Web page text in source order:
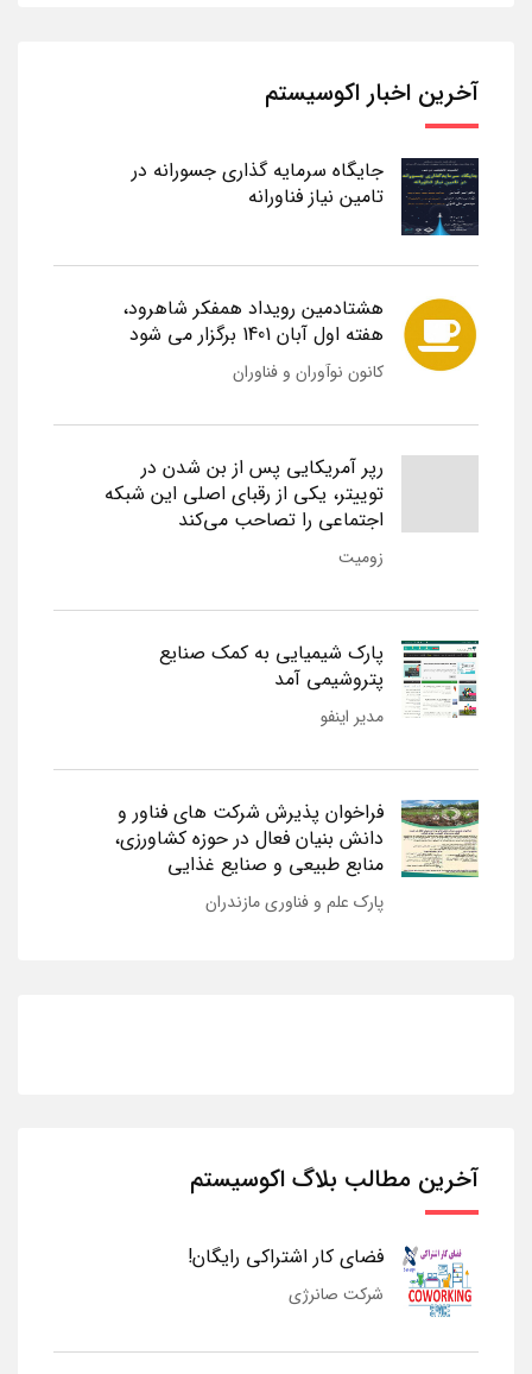
آخرین اخبار اکوسیستم
جایگاه سرمایه گذاری جسورانه در
تامین نیاز فناورانه
هشتادمین رویداد همفکر شاهرود،
هفته اول آبان 1401 برگزار می شود
کانون نوآوران و فناوران
رپر آمریکایی پس از بن شدن در
توییتر، یکی از رقبای اصلی این شبکه
اجتماعی را تصاحب می‌کند
زومیت
پارک شیمیایی به کمک صنایع
پتروشیمی آمد
مدیر اینفو
فراخوان پذیرش شرکت های فناور و
دانش بنیان فعال در حوزه کشاورزی،
منابع طبیعی و صنایع غذایی
پارک علم و فناوری مازندران
آخرین مطالب بلاگ اکوسیستم
فضای کار اشتراکی رایگان!
شرکت صانرژی